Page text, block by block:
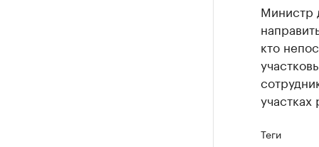
Министр
кто
участках
Теги